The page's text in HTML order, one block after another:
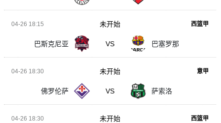
04-26 18:15 西篮甲
巴斯克尼亚 VS 巴塞罗那
未开始
04-26 18:30 意甲
佛罗伦萨 VS 萨索洛
未开始
04-26 18:30 西篮甲
未开始